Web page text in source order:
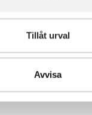
Tillåt urval
Avvisa
Cand.it.
+354-666 67 90
Professor